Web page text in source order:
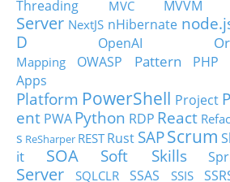
Threading
MVC MVVM
Server NextJS nHibernate
D
OpenAI
Mapping
OWASP Pattern PHP
Apps
Platform PowerShell Project
ent PWA Python RDP React
s ReSharper RESTRust SAPScrum
it
SOA Soft Skills
Server
SQLCLR SSAS SSIS